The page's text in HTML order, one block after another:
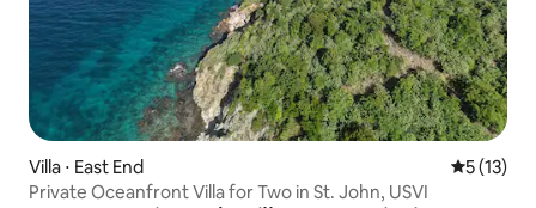
Villa ⋅ East End
5 (13)
Private Oceanfront Villa for Two in St. John, USVI